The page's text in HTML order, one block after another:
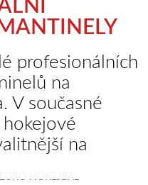
profesionálních
na
V současné
na
HOKEJBAL